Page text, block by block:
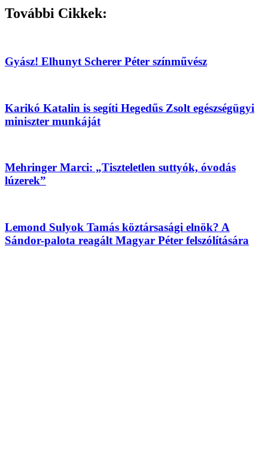
További Cikkek:
Gyász! Elhunyt Scherer Péter színművész
Karikó Katalin is segíti Hegedűs Zsolt egészségügyi
miniszter munkáját
Mehringer Marci: „Tiszteletlen suttyók, óvodás
lúzerek”
Lemond Sulyok Tamás köztársasági elnök? A
Sándor-palota reagált Magyar Péter felszólítására